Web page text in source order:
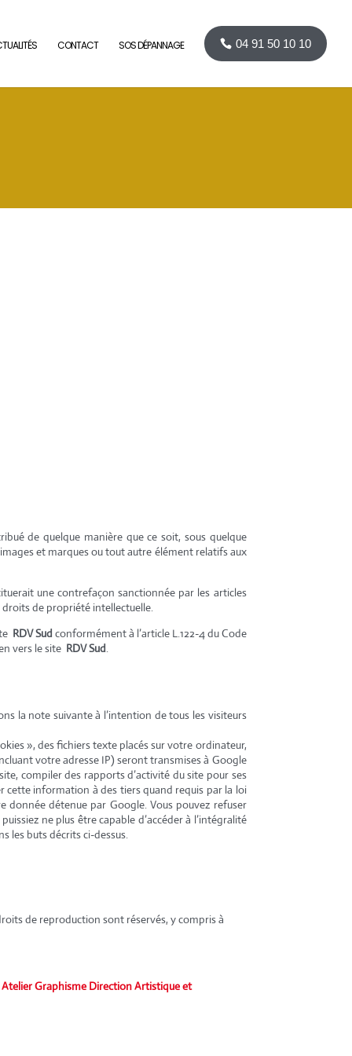
CONTACT SOS DÉPANNAGE 04 91 50 10 10
de quelque manière que ce soit, sous quelque
et marques ou tout autre élément relatifs aux
une contrefaçon sanctionnée par les articles
droits de propriété intellectuelle.
RDV Sud conformément à l’article L.122-4 du Code
vers le site RDV Sud.
la note suivante à l’intention de tous les visiteurs
», des fichiers texte placés sur votre ordinateur,
votre adresse IP) seront transmises à Google
compiler des rapports d’activité du site pour ses
cette information à des tiers quand requis par la loi
donnée détenue par Google. Vous pouvez refuser
ne plus être capable d’accéder à l’intégralité
les buts décrits ci-dessus.
de reproduction sont réservés, y compris à
Atelier Graphisme Direction Artistique et